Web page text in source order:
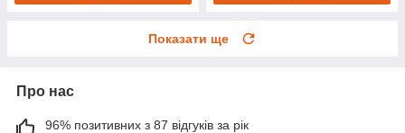
Показати ще
Про нас
96% позитивних з 87 відгуків за рік